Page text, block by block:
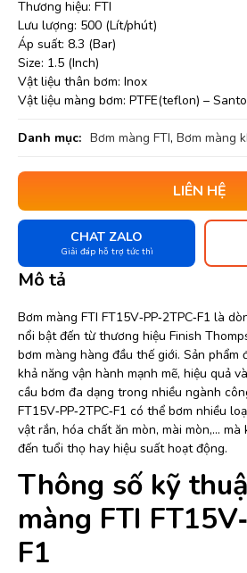
Thương hiệu: FTI
Lưu lượng: 500 (Lít/phút)
Áp suất: 8.3 (Bar)
Size: 1.5 (Inch)
Vật liệu thân bơm: Inox
Vật liệu màng bơm: PTFE(teflon) – Santo
Danh mục: Bơm màng FTI, Bơm màng
LIÊN HỆ
CHAT ZALO
Giải đáp hỗ trợ tức thì
Mô tả
Bơm màng FTI FT15V‐PP‐2TPC‐F1 là
nổi bật đến từ thương hiệu Finish
bơm màng hàng đầu thế giới. Sản phẩm
khả năng vận hành mạnh mẽ, hiệu quả
cầu bơm đa dạng trong nhiều ngành
FT15V‐PP‐2TPC‐F1 có thể bơm nhiều
vật rắn, hóa chất ăn mòn, mài mòn,…
đến tuổi thọ hay hiệu suất hoạt động.
Thông số kỹ
màng FTI
F1